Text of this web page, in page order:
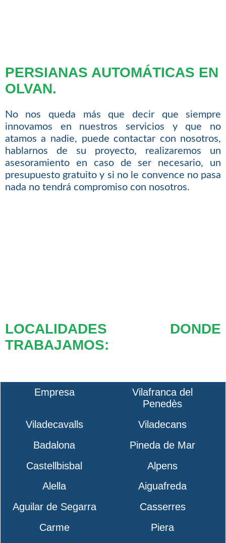
PERSIANAS AUTOMÁTICAS EN
OLVAN.
No nos queda más que decir que siempre
innovamos en nuestros servicios y que no
atamos a nadie, puede contactar con nosotros,
hablarnos de su proyecto, realizaremos un
asesoramiento en caso de ser necesario, un
presupuesto gratuito y si no le convence no pasa
nada no tendrá compromiso con nosotros.
LOCALIDADES DONDE
TRABAJAMOS:
Empresa
Vilafranca del
Penedès
Viladecavalls
Viladecans
Badalona
Pineda de Mar
Castellbisbal
Alpens
Alella
Aiguafreda
Aguilar de Segarra
Casserres
Carme
Piera